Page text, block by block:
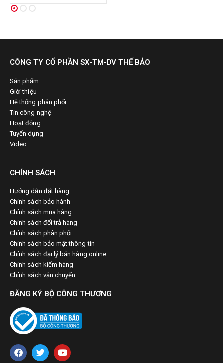
CÔNG TY CỔ PHẦN SX-TM-DV THẾ BẢO
Sản phẩm
Giới thiệu
Hệ thống phân phối
Tin công nghệ
Hoạt động
Tuyển dụng
Video
CHÍNH SÁCH
Hướng dẫn đặt hàng
Chính sách bảo hành
Chính sách mua hàng
Chính sách đổi trả hàng
Chính sách phân phối
Chính sách bảo mật thông tin
Chính sách đại lý bán hàng online
Chính sách kiểm hàng
Chính sách vận chuyển
ĐĂNG KÝ BỘ CÔNG THƯƠNG